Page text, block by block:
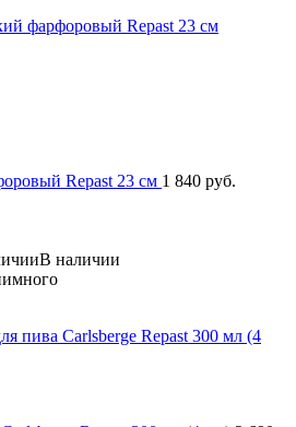
Repast 23 см 1 840 руб.
В наличии
много